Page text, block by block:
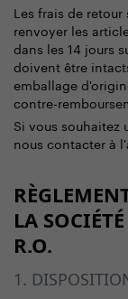
Les frais de
renvoyer les
dans les 14 jours
doivent être
emballage
contre-
Si vous souhaitez
nous contacter à
LA
R.O.
1.